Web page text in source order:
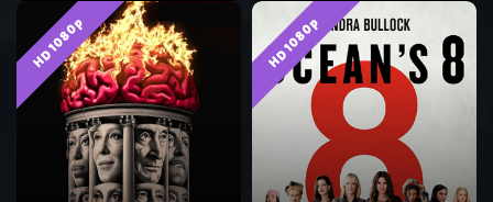
HD 1080p
HD 1080p